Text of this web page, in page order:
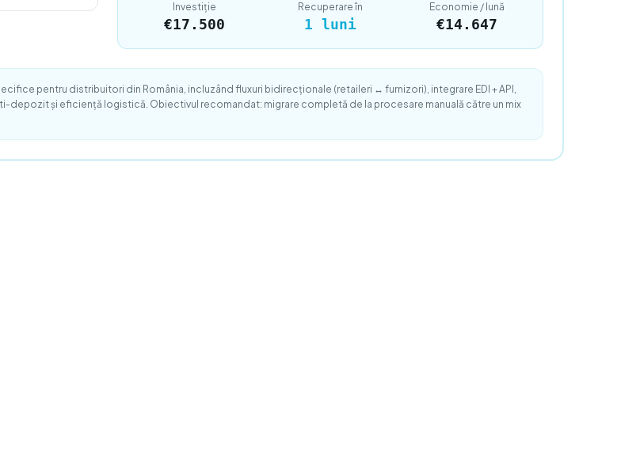
Investiție
€17.500
Recuperare în
1 luni
Economie / lună
€14.647
pentru distribuitori din România, incluzând fluxuri bidirecționale (retaileri ↔ furnizori), integrare EDI + API,
depozit și eficiență logistică. Obiectivul recomandat: migrare completă de la procesare manuală către un mix